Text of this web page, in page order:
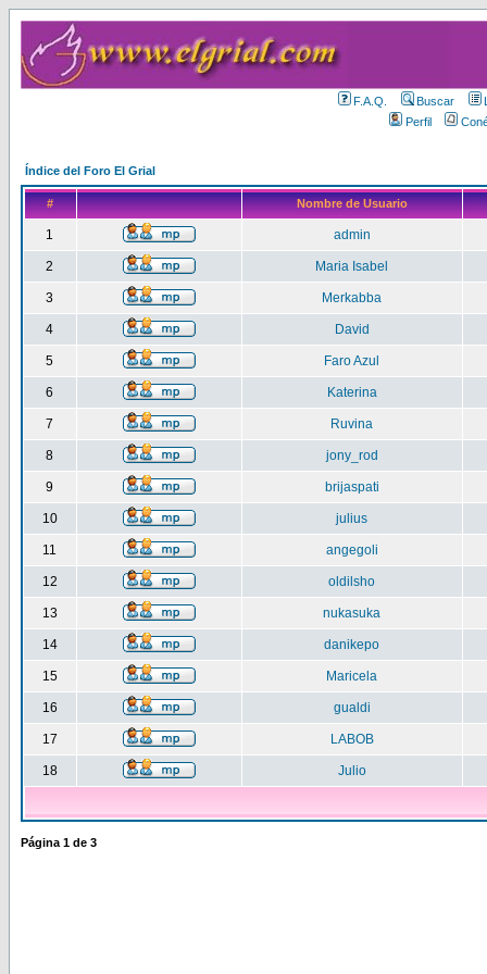
F.A.Q. Buscar
Perfil
Índice del Foro El Grial
# Nombre de Usuario
1 admin
2 Maria Isabel
3 Merkabba
4 David
5 Faro Azul
6 Katerina
7 Ruvina
8 jony_rod
9 brijaspati
10 julius
11 angegoli
12 oldilsho
13 nukasuka
14 danikepo
15 Maricela
16 gualdi
17 LABOB
18 Julio
Página 1 de 3